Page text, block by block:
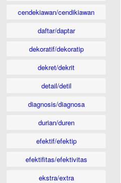
cendekiawan/cendikiawan
daftar/daptar
dekoratif/dekoratip
dekret/dekrit
detail/detil
diagnosis/diagnosa
durian/duren
efektif/efektip
efektifitas/efektivitas
ekstra/extra